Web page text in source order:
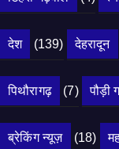
देश (139) देहरादून
पिथौरागढ़ (7) पौड़ी
ब्रेकिंग न्यूज़ (18)